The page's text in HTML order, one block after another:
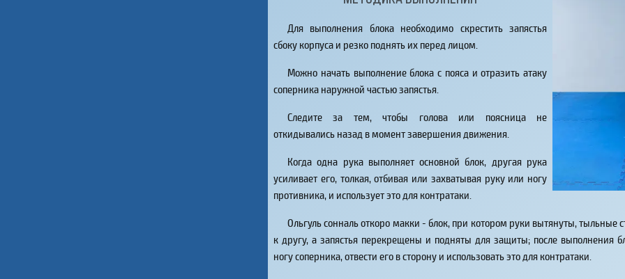
Для выполнения блока необходимо скрестить запястья
сбоку корпуса и резко поднять их перед лицом.
Можно начать выполнение блока с пояса и отразить атаку
соперника наружной частью запястья.
Следите за тем, чтобы голова или поясница не
откидывались назад в момент завершения движения.
Когда одна рука выполняет основной блок, другая рука
усиливает его, толкая, отбивая или захватывая руку или ногу
противника, и использует это для контратаки.
Ольгуль сонналь откоро макки - блок, при котором руки вытянуты,
к другу, а запястья перекрещены и подняты для защиты; после выполнения
ногу соперника, отвести его в сторону и использовать это для контратаки.